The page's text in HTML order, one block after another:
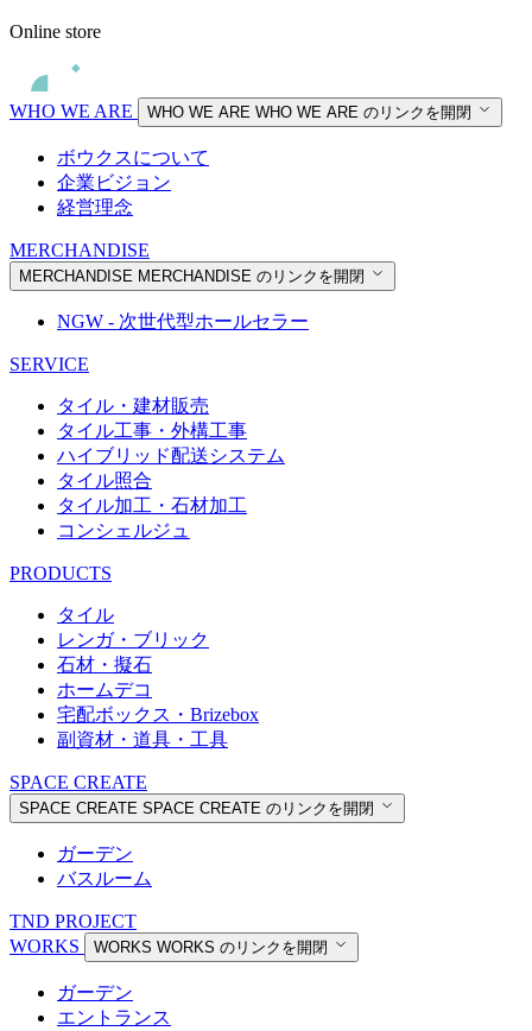
Online store
WHO WE ARE WHO WE ARE WHO WE ARE のリンクを開閉
ボウクスについて
企業ビジョン
経営理念
MERCHANDISE
MERCHANDISE MERCHANDISE のリンクを開閉
NGW - 次世代型ホールセラー
SERVICE
タイル・建材販売
タイル工事・外構工事
ハイブリッド配送システム
タイル照合
タイル加工・石材加工
コンシェルジュ
PRODUCTS
タイル
レンガ・ブリック
石材・擬石
ホームデコ
宅配ボックス・Brizebox
副資材・道具・工具
SPACE CREATE
SPACE CREATE SPACE CREATE のリンクを開閉
ガーデン
バスルーム
TND PROJECT
WORKS
WORKS WORKS のリンクを開閉
ガーデン
エントランス